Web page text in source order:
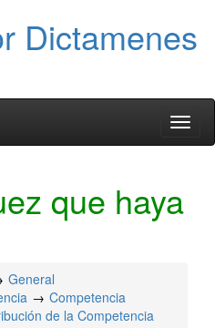
Dictamenes
que haya
General
Competencia
de la Competencia